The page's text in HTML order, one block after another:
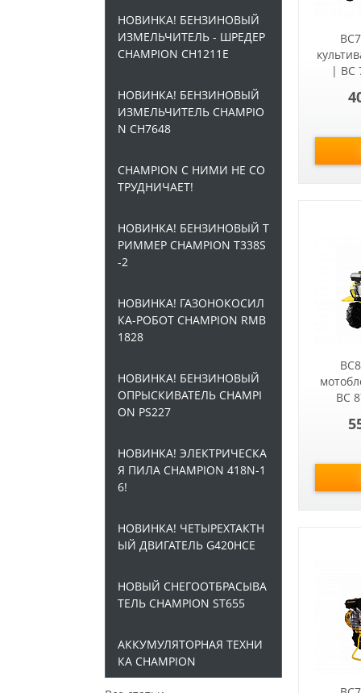
НОВИНКА! БЕНЗИНОВЫЙ
ИЗМЕЛЬЧИТЕЛЬ - ШРЕДЕР
CHAMPION CH1211E
НОВИНКА! БЕНЗИНОВЫЙ
ИЗМЕЛЬЧИТЕЛЬ CHAMPIO
N CH7648
CHAMPION С НИМИ НЕ СО
ТРУДНИЧАЕТ!
НОВИНКА! БЕНЗИНОВЫЙ Т
РИММЕР CHAMPION T338S
-2
НОВИНКА! ГАЗОНОКОСИЛ
КА-РОБОТ CHAMPION RMB
1828
НОВИНКА! БЕНЗИНОВЫЙ
ОПРЫСКИВАТЕЛЬ CHAMPI
ON PS227
НОВИНКА! ЭЛЕКТРИЧЕСКА
Я ПИЛА CHAMPION 418N-1
6!
НОВИНКА! ЧЕТЫРЕХТАКТН
ЫЙ ДВИГАТЕЛЬ G420HCE
НОВЫЙ СНЕГООТБРАСЫВА
ТЕЛЬ CHAMPION ST655
АККУМУЛЯТОРНАЯ ТЕХНИ
КА CHAMPION
| BC
BC